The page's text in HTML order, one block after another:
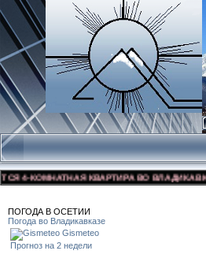
4-КОМНАТНАЯ КВАРТИРА ВО
ПОГОДА В ОСЕТИИ
Погода во Владикавказе
Gismeteo
Прогноз на 2 недели